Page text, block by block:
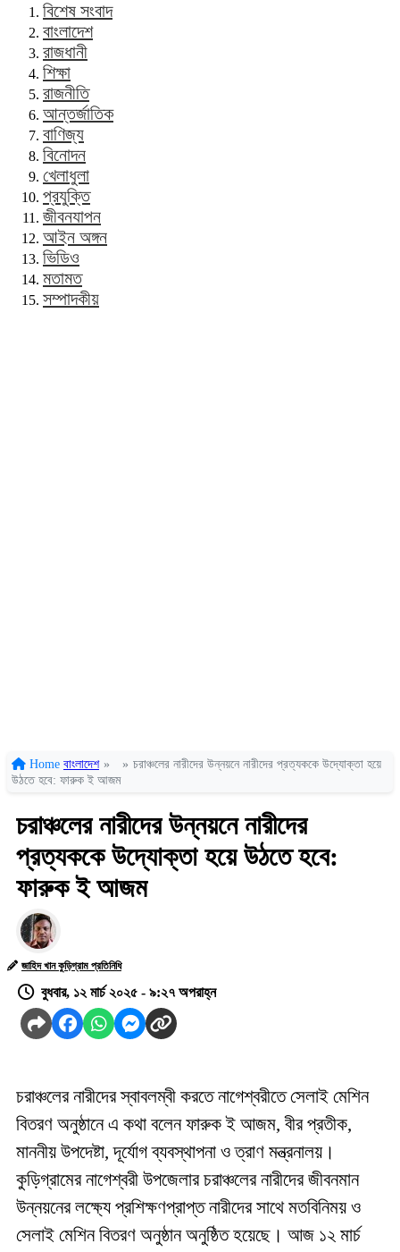
বিশেষ সংবাদ
বাংলাদেশ
রাজধানী
শিক্ষা
রাজনীতি
আন্তর্জাতিক
বাণিজ্য
বিনোদন
খেলাধুলা
প্রযুক্তি
জীবনযাপন
আইন অঙ্গন
ভিডিও
মতামত
সম্পাদকীয়
Home বাংলাদেশ » » চরাঞ্চলের নারীদের উন্নয়নে নারীদের প্রত্যককে উদ্যোক্তা হয়ে
উঠতে হবে: ফারুক ই আজম
চরাঞ্চলের নারীদের উন্নয়নে নারীদের
প্রত্যককে উদ্যোক্তা হয়ে উঠতে হবে:
ফারুক ই আজম
জাহিদ খান কুড়িগ্রাম প্রতিনিধি
বুধবার, ১২ মার্চ ২০২৫ - ৯:২৭ অপরাহ্ন
চরাঞ্চলের নারীদের স্বাবলম্বী করতে নাগেশ্বরীতে সেলাই মেশিন
বিতরণ অনুষ্ঠানে এ কথা বলেন ফারুক ই আজম, বীর প্রতীক,
মাননীয় উপদেষ্টা, দূর্যোগ ব্যবস্থাপনা ও ত্রাণ মন্ত্রনালয়।
কুড়িগ্রামের নাগেশ্বরী উপজেলার চরাঞ্চলের নারীদের জীবনমান
উন্নয়নের লক্ষ্যে প্রশিক্ষণপ্রাপ্ত নারীদের সাথে মতবিনিময় ও
সেলাই মেশিন বিতরণ অনুষ্ঠান অনুষ্ঠিত হয়েছে। আজ ১২ মার্চ